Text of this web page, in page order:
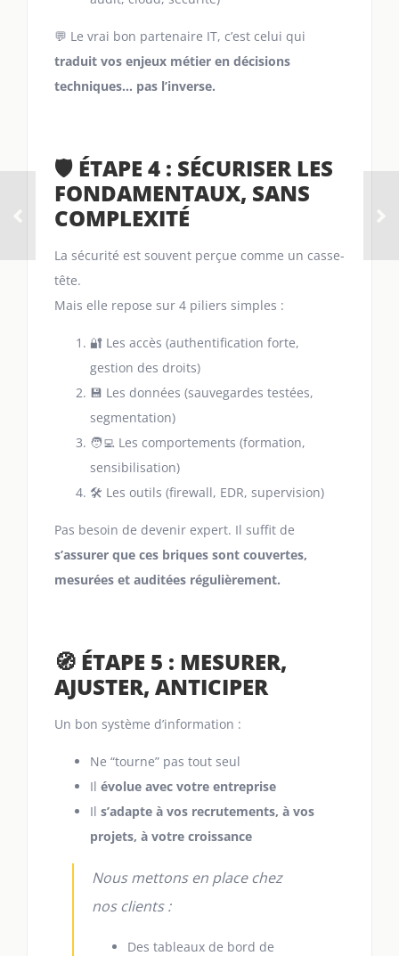
💬 Le vrai bon partenaire IT, c’est celui qui
traduit vos enjeux métier en décisions
techniques… pas l’inverse.
🛡️ ÉTAPE 4 : SÉCURISER LES
FONDAMENTAUX, SANS
COMPLEXITÉ
La sécurité est souvent perçue comme un casse-
tête.
Mais elle repose sur 4 piliers simples :
🔐 Les accès (authentification forte,
gestion des droits)
💾 Les données (sauvegardes testées,
segmentation)
🧑‍💻 Les comportements (formation,
sensibilisation)
🛠️ Les outils (firewall, EDR, supervision)
Pas besoin de devenir expert. Il suffit de
s’assurer que ces briques sont couvertes,
mesurées et auditées régulièrement.
🧭 ÉTAPE 5 : MESURER,
AJUSTER, ANTICIPER
Un bon système d’information :
Ne “tourne” pas tout seul
Il évolue avec votre entreprise
Il s’adapte à vos recrutements, à vos
projets, à votre croissance
Nous mettons en place chez
nos clients :
Des tableaux de bord de